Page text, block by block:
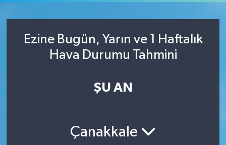
Ezine Bugün, Yarın ve 1 Haftalık
Hava Durumu Tahmini
ŞU AN
Çanakkale
İzmir Trafik Yoğunluk Haritası
Haber Arşivi